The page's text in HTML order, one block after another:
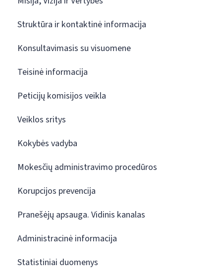
Struktūra ir kontaktinė informacija
Konsultavimasis su visuomene
Teisinė informacija
Peticijų komisijos veikla
Veiklos sritys
Kokybės vadyba
Mokesčių administravimo procedūros
Korupcijos prevencija
Pranešėjų apsauga. Vidinis kanalas
Administracinė informacija
Statistiniai duomenys